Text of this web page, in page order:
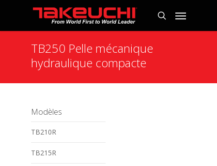
TB250 Pelle mécanique
hydraulique compacte
Modèles
TB210R
TB215R